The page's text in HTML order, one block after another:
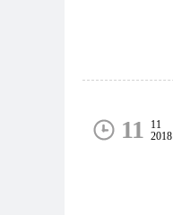
11
11
2018